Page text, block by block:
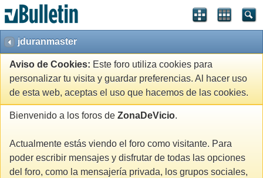
jduranmaster
Aviso de Cookies: Este foro utiliza cookies para
personalizar tu visita y guardar preferencias. Al hacer uso
de esta web, aceptas el uso que hacemos de las cookies.
Bienvenido a los foros de ZonaDeVicio.
Actualmente estás viendo el foro como visitante. Para
poder escribir mensajes y disfrutar de todas las opciones
del foro, como la mensajería privada, los grupos sociales,